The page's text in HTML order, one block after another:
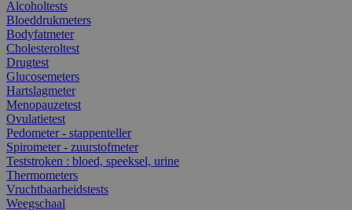
Alcoholtests
Bloeddrukmeters
Bodyfatmeter
Cholesteroltest
Drugtest
Glucosemeters
Hartslagmeter
Menopauzetest
Ovulatietest
Pedometer - stappenteller
Spirometer - zuurstofmeter
Teststroken : bloed, speeksel, urine
Thermometers
Vruchtbaarheidstests
Weegschaal